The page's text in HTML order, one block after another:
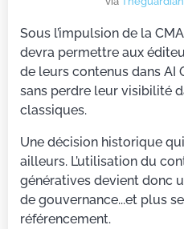
Sous l’impulsion de la
devra permettre aux
de leurs contenus dans AI
sans perdre leur visibilité
classiques.
Une décision historique
ailleurs. L’utilisation du
génératives devient donc
de gouvernance...et plus
référencement.